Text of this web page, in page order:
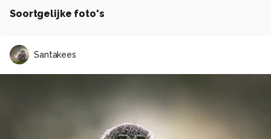
Soortgelijke foto's
Santakees